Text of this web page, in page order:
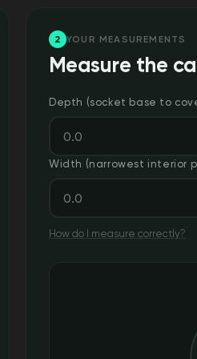
2 YOUR MEASUREMENTS
Measure the
Depth (socket base to
Width (narrowest interior
How do I measure correctly?
More options
Precio
44,98 US$Precio
More options